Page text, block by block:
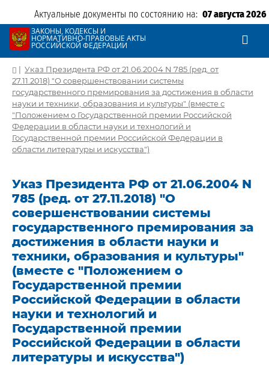
Актуальные документы по состоянию на: 07 августа 2026
ЗАКОНЫ, КОДЕКСЫ И
НОРМАТИВНО-ПРАВОВЫЕ АКТЫ
РОССИЙСКОЙ ФЕДЕРАЦИИ
| Указ Президента РФ от 21.06.2004 N 785 (ред. от
27.11.2018) "О совершенствовании системы
государственного премирования за достижения в области
науки и техники, образования и культуры" (вместе с
"Положением о Государственной премии Российской
Федерации в области науки и технологий и
Государственной премии Российской Федерации в
области литературы и искусства")
Указ Президента РФ от 21.06.2004 N
785 (ред. от 27.11.2018) "О
совершенствовании системы
государственного премирования за
достижения в области науки и
техники, образования и культуры"
(вместе с "Положением о
Государственной премии
Российской Федерации в области
науки и технологий и
Государственной премии
Российской Федерации в области
литературы и искусства")